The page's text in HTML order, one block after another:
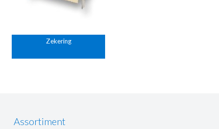
Zekering
Assortiment